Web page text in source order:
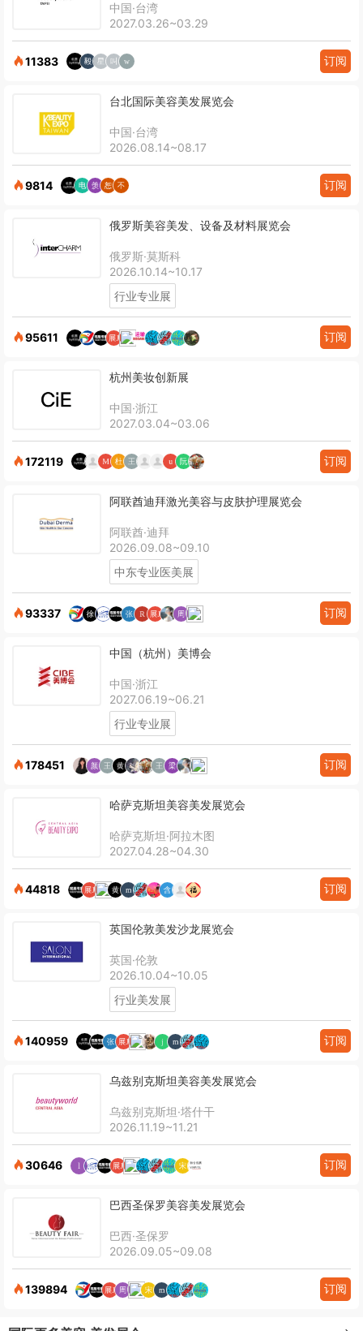
中国·台湾
2027.03.26~03.29
11383 订阅
台北国际美容美发展览会
中国·台湾
2026.08.14~08.17
9814 订阅
俄罗斯美容美发、设备及材料展览会
俄罗斯·莫斯科
2026.10.14~10.17
行业专业展
95611 订阅
杭州美妆创新展
中国·浙江
2027.03.04~03.06
172119 订阅
阿联酋迪拜激光美容与皮肤护理展览会
阿联酋·迪拜
2026.09.08~09.10
中东专业医美展
93337 订阅
中国（杭州）美博会
中国·浙江
2027.06.19~06.21
行业专业展
178451 订阅
哈萨克斯坦美容美发展览会
哈萨克斯坦·阿拉木图
2027.04.28~04.30
44818 订阅
英国伦敦美发沙龙展览会
英国·伦敦
2026.10.04~10.05
行业美发展
140959 订阅
乌兹别克斯坦美容美发展览会
乌兹别克斯坦·塔什干
2026.11.19~11.21
30646 订阅
巴西圣保罗美容美发展览会
巴西·圣保罗
2026.09.05~09.08
139894 订阅